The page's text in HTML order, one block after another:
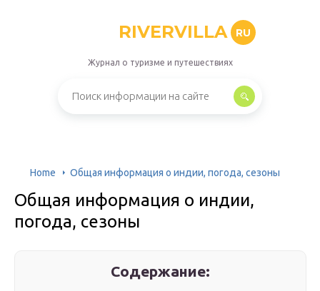
RIVERVILLA RU
Журнал о туризме и путешествиях
Home Общая информация о индии, погода, сезоны
Общая информация о индии,
погода, сезоны
Содержание: